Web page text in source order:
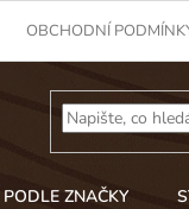
OBCHODNÍ
ZNAČKY